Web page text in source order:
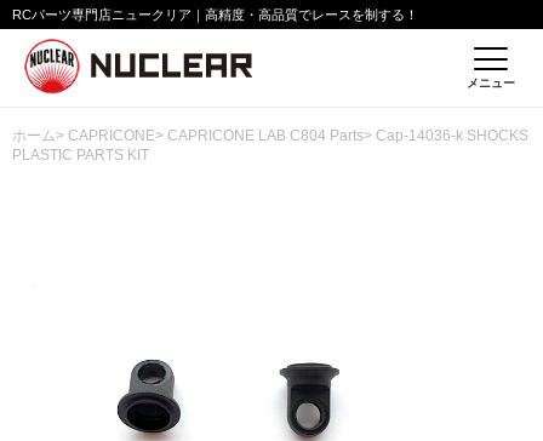
RCパーツ専門店ニュークリア｜高精度・高品質でレースを制する！
メニュー
ホーム> CAPRICONE> CAPRICONE LAB C804 Parts> Cap-14036-k SHOCKS
PLASTIC PARTS KIT